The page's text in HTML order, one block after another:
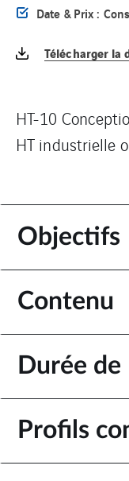
Date & Prix :
Télécharger la
HT-10
HT industrielle
Objectifs
Contenu
Durée
Profils